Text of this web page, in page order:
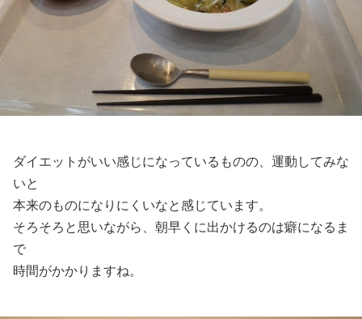
ダイエットがいい感じになっているものの、運動してみな
いと
本来のものになりにくいなと感じています。
そろそろと思いながら、朝早くに出かけるのは癖になるま
で
時間がかかりますね。